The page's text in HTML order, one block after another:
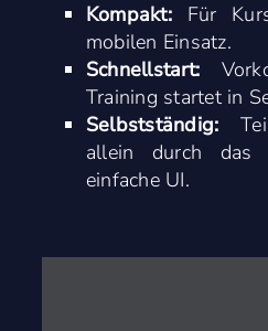
Kompakt:Für
mobilen Einsatz.
Schnellstart:
Training startet in
Selbstständig:
allein durch
einfache UI.